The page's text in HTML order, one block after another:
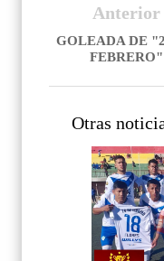
Anterior
GOLEADA DE
FEBRERO"
Otras